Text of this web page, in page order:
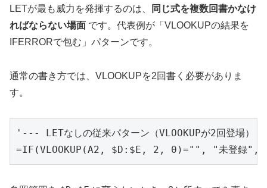
LETが最も威力を発揮するのは、
同じ式を複数回書かなけ
ればならない場面 です。代表例が「VLOOKUPの結果を
IFERRORで包む」パターンです。
通常の書き方では、VLOOKUPを2回書く必要がありま
す。
'--- LETなしの従来パターン（VLOOKUPが2回登場
=IF(VLOOKUP(A2, $D:$E, 2, 0)="", "未登録",